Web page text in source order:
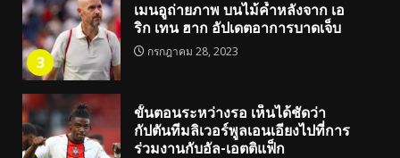
3
เมนอูถ่ายภาพ บนไม้ค้ำหลังจาก เอ
ริก เทน ฮาก อัปเดตอาการบาดเจ็บ
กรกฎาคม 28, 2023
ขั้นตอนระหว่างรอ เห็นได้ชัดว่า
กัปตันทีมลิเวอร์พูลเอนเอียงไปที่การ
ร่วมงานกับอัล-เอตติแฟ็ก